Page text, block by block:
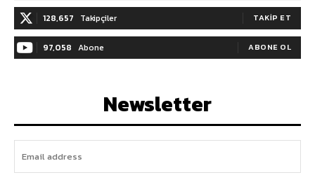
128,657 Takipçiler TAKIP ET
97,058 Abone ABONE OL
Newsletter